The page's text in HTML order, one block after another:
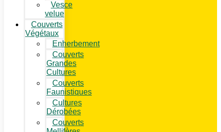
Vesce
velue
Couverts
Végétaux
Enherbement
Couverts
Grandes
Cultures
Couverts
Faunistiques
Cultures
Dérobées
Couverts